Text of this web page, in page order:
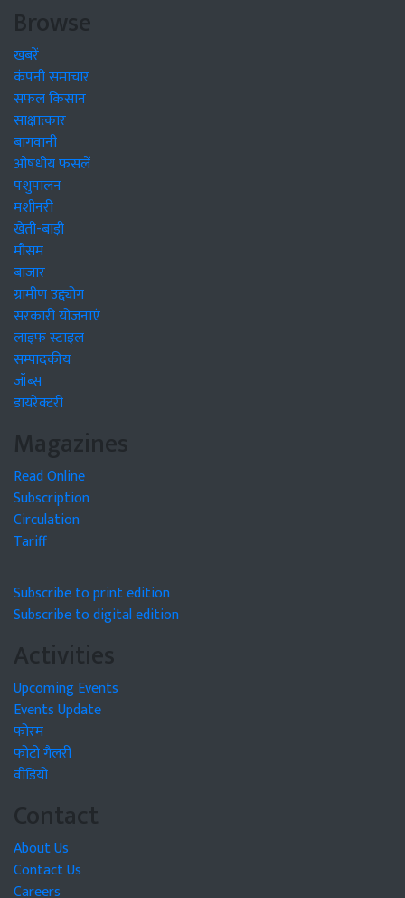
Browse
खबरें
कंपनी समाचार
सफल किसान
साक्षात्कार
बागवानी
औषधीय फसलें
पशुपालन
मशीनरी
खेती-बाड़ी
मौसम
बाजार
ग्रामीण उद्द्योग
सरकारी योजनाएं
लाइफ स्टाइल
सम्पादकीय
जॉब्स
डायरेक्टरी
Magazines
Read Online
Subscription
Circulation
Tariff
Subscribe to print edition
Subscribe to digital edition
Activities
Upcoming Events
Events Update
फोरम
फोटो गैलरी
वीडियो
Contact
About Us
Contact Us
Careers